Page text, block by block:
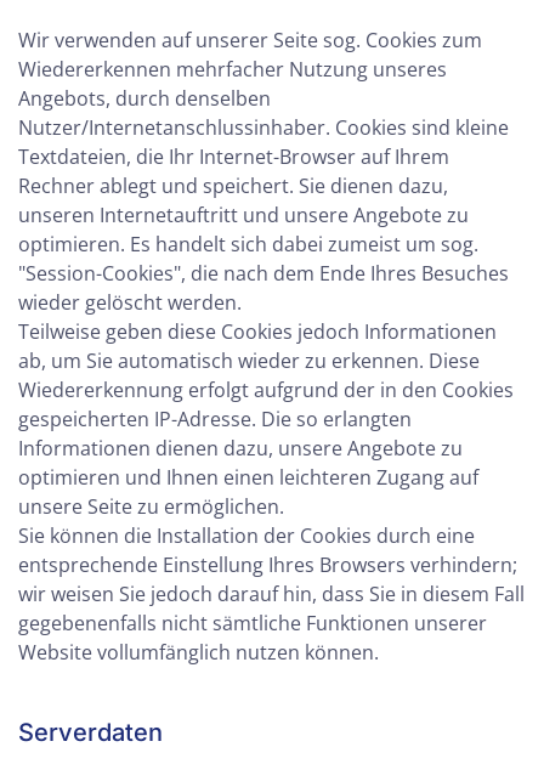
Wir verwenden auf unserer Seite sog. Cookies zum
Wiedererkennen mehrfacher Nutzung unseres
Angebots, durch denselben
Nutzer/Internetanschlussinhaber. Cookies sind kleine
Textdateien, die Ihr Internet-Browser auf Ihrem
Rechner ablegt und speichert. Sie dienen dazu,
unseren Internetauftritt und unsere Angebote zu
optimieren. Es handelt sich dabei zumeist um sog.
"Session-Cookies", die nach dem Ende Ihres Besuches
wieder gelöscht werden.
Teilweise geben diese Cookies jedoch Informationen
ab, um Sie automatisch wieder zu erkennen. Diese
Wiedererkennung erfolgt aufgrund der in den Cookies
gespeicherten IP-Adresse. Die so erlangten
Informationen dienen dazu, unsere Angebote zu
optimieren und Ihnen einen leichteren Zugang auf
unsere Seite zu ermöglichen.
Sie können die Installation der Cookies durch eine
entsprechende Einstellung Ihres Browsers verhindern;
wir weisen Sie jedoch darauf hin, dass Sie in diesem Fall
gegebenenfalls nicht sämtliche Funktionen unserer
Website vollumfänglich nutzen können.
Serverdaten